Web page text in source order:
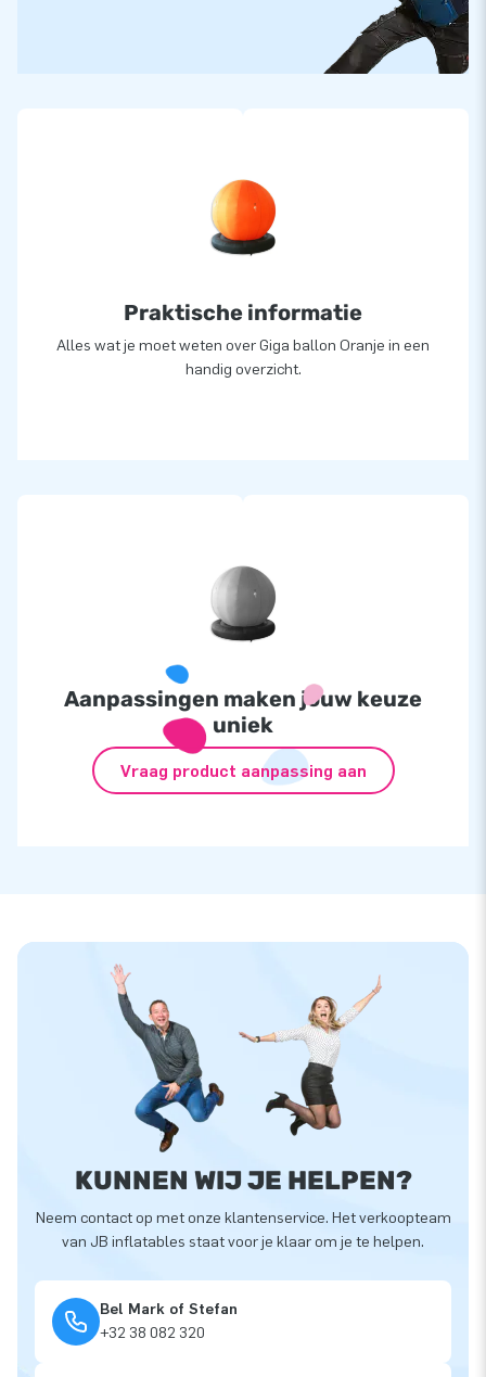
Praktische informatie
Alles wat je moet weten over Giga ballon Oranje in een
handig overzicht.
Aanpassingen maken jouw keuze
uniek
Vraag product aanpassing aan
KUNNEN WIJ JE HELPEN?
Neem contact op met onze klantenservice. Het verkoopteam
van JB inflatables staat voor je klaar om je te helpen.
Bel Mark of Stefan
+32 38 082 320